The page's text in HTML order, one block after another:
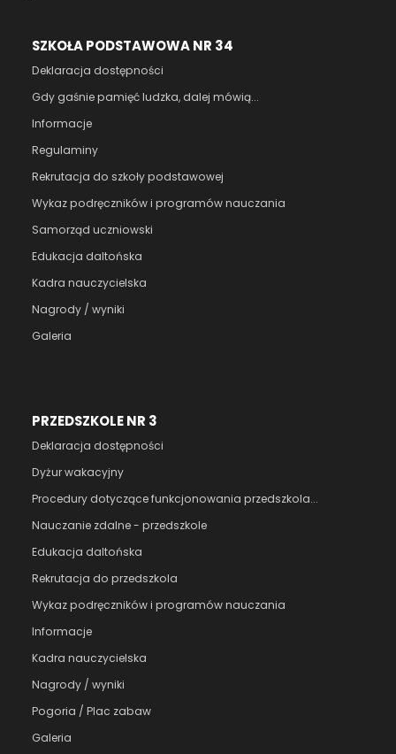
SZKOŁA PODSTAWOWA NR 34
Deklaracja dostępności
Gdy gaśnie pamięć ludzka, dalej mówią...
Informacje
Regulaminy
Rekrutacja do szkoły podstawowej
Wykaz podręczników i programów nauczania
Samorząd uczniowski
Edukacja daltońska
Kadra nauczycielska
Nagrody / wyniki
Galeria
PRZEDSZKOLE NR 3
Deklaracja dostępności
Dyżur wakacyjny
Procedury dotyczące funkcjonowania przedszkola...
Nauczanie zdalne - przedszkole
Edukacja daltońska
Rekrutacja do przedszkola
Wykaz podręczników i programów nauczania
Informacje
Kadra nauczycielska
Nagrody / wyniki
Pogoria / Plac zabaw
Galeria